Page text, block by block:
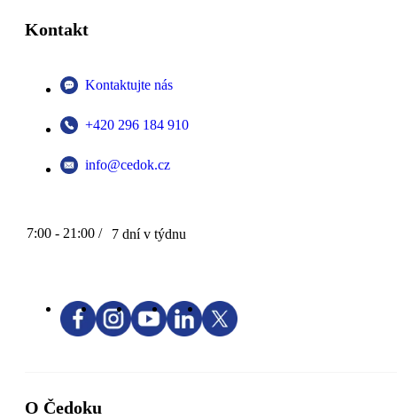
Kontakt
Kontaktujte nás
+420 296 184 910
info@cedok.cz
7:00 - 21:00 / 7 dní v týdnu
O Čedoku